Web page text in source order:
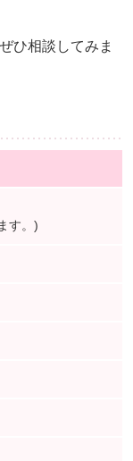
ひ相談してみま
す。)